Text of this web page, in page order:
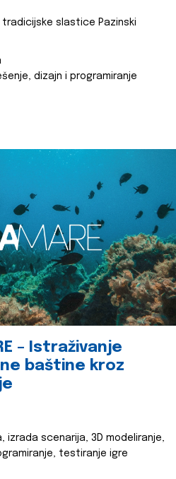
tradicijske slastice Pazinski
dizajn i programiranje
– Istraživanje
baštine kroz
izrada scenarija, 3D modeliranje,
testiranje igre